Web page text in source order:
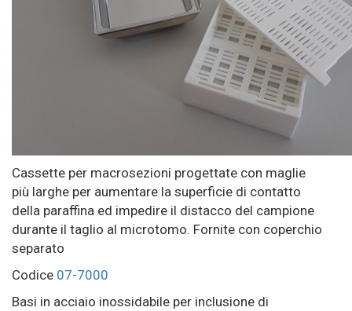
Cassette per macrosezioni progettate con maglie
più larghe per aumentare la superficie di contatto
della paraffina ed impedire il distacco del campione
durante il taglio al microtomo. Fornite con coperchio
separato
Codice 07-7000
Basi in acciaio inossidabile per inclusione di